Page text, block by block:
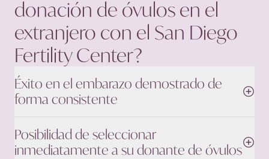
donación de óvulos en el
extranjero con el San Diego
FertilityCenter?
Éxito en el embarazo demostrado de
forma consistente
Posibilidad de seleccionar
inmediatamente a su donante de óvulos